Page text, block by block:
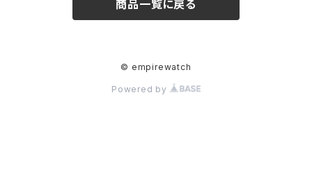
SPICE OF LIFE
TSUBOTA PEARL
商品一覧に戻る
© empirewatch
Powered by